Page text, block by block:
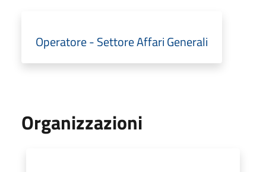
Operatore - Settore Affari Generali
Organizzazioni